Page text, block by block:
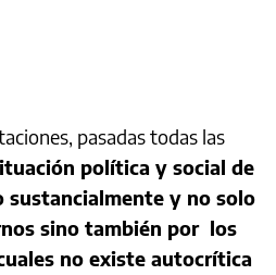
pasadas todas las
política y social de
sustancialmente y no solo
sino también por los
no existe autocrítica